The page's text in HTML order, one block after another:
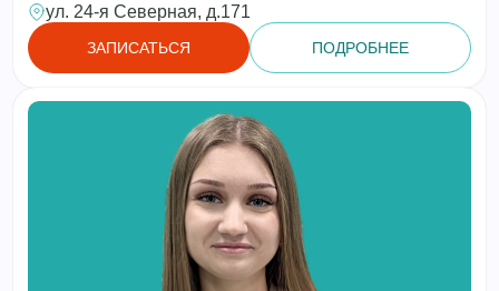
ул. 24-я Северная, д.171
ЗАПИСАТЬСЯ ПОДРОБНЕЕ